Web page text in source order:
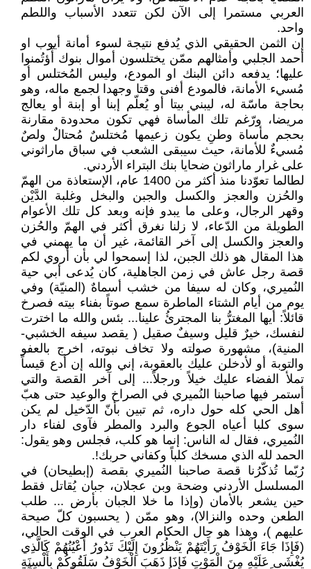
العربي مستمرا إلى الآن لكن تتعدد الأسباب واللطم
واحد.
إن الثمن الحقيقي الذي يُدفع نتيجة لسوء أمانة أيوب او
أحمد الجلبي وأمثالهم ممّن يختلسون أموال بنوك أْؤتُمنوا
عليها؛ يدفعه دائن البنك او المودع، وليس المُختلس أو
مُسيء الأمانة، فالمودع أفنى وقتا وجهدا لجمع ماله، وهو
بحاجة ماسّة له، ليبني بيتا أو يُعلّم إبنا أو إبنة أو يعالج
مريضا، ورّغم تلك المأساة فهي تكون محدودة مقارنة
بحجم مأساة وطنِ يكون زعيمها مُختلسٌ مُحتالٌ ولصٌ
مُسيءٌ للأمانة، حيث سيبقى الشعب في سباق ماراثوني
على غرار ماراثون ضحايا بنك البتراء الأردني.
لطالما تعوّدنا منذ أكثر من 1400 عام، الإستعاذة من الهمّ
والحُزن والعجز والكسل والجبن والبخل وغلبة الدَّيْن
وقهر الرجال، وعلى ما يبدو فإنه وبعد كل تلك الأعوام
الطويلة من الدّعاء، لا زلنا نغرق أكثر في الهمّ والحُزن
والعجز والكسل إلى آخر القائمة، غير أن ما يهمني في
هذا المقال هو ذلك الجبن، لذا إسمحوا لي بأن أروي لكم
قصة رجل عاش في زمن الجاهلية، كان يُدعى أبي حية
النُميري، وكان له سيفا من خشب أسماهٌ (المنيّة) وفي
يوم من أيام الشتاء الماطرة سمع صوتاً بفناء بيته فصرخ
قائلاً: أيها المغترُّ بنا المجترئُ علينا... بئس والله ما اخترت
لنفسك، خيرٌ قليل وسيفٌ صقيل ( يقصد سيفه الخشبي-
المنية)، مشهورة صولته ولا تخاف نبوته، اخرج بالعفو
والتوبة أو لأدخلن عليك بالعقوبة، إني والله إن أدع قيساً
تملأ الفضاء عليك خيلاً ورجلاً... إلى آخر القصة والتي
أستمر فيها صاحبنا النُميري في الصراخ والوعيد حتى هبّ
أهل الحي كله حول داره، ثم تبين بأنّ الدّخيل لم يكن
سوى كلبا أعياه الجوع والبرد والمطر فآوى لفناء دار
النُميري، فقال له الناس: إنما هو كلب، فجلس وهو يقول:
الحمد لله الذي مسخك كلباً وكفاني حربك!.
رُبّما تُذكّرُنا قصة صاحبنا النُميري بقصة (إبطيحان) في
المسلسل الأردني وضحة وبن عجلان، جبان يُقاتل فقط
حين يشعر بالأمان (وإذا ما خلا الجبان بأرض ... طلب
الطعن وحده والنزالا)، وهو ممّن ( يحسبون كلّ صيحة
عليهم )، وهذا هو حال الحكام العرب في الوقت الحالي،
(فَإِذَا جَاءَ الْخَوْفُ رَأَيْتَهُمْ يَنْظُرُونَ إِلَيْكَ تَدُورُ أَعْيُنُهُمْ كَالَّذِي
يُغْشَى عَلَيْهِ مِنَ الْمَوْتِ فَإِذَا ذَهَبَ الْخَوْفُ سَلَقُوكُمْ بِأَلْسِنَةٍ